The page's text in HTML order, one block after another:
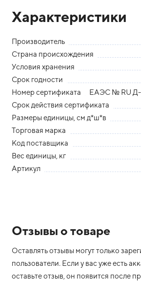
Характеристики
Производитель
Страна происхождения
Условия хранения
Срок годности
Номер сертификата
ЕАЭС № RU Д-
Срок действия сертификата
Размеры единицы, см д*ш*в
Торговая марка
Код поставщика
Вес единицы, кг
Артикул
Отзывы о товаре
Оставлять отзывы могут только
пользователи. Если у вас уже есть
оставьте отзыв, он появится после